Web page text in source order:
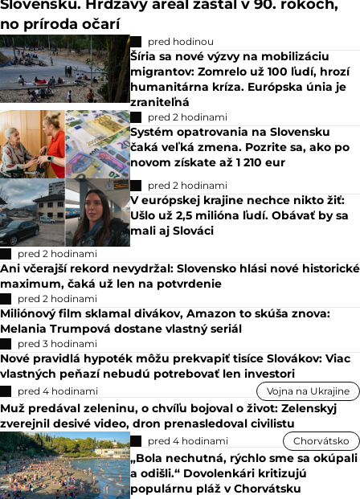
Slovensku. Hrdzavý areál zastal v 90. rokoch,
no príroda očarí
pred hodinou
Šíria sa nové výzvy na mobilizáciu
migrantov: Zomrelo už 100 ľudí, hrozí
humanitárna kríza. Európska únia je
zraniteľná
pred 2 hodinami
Systém opatrovania na Slovensku
čaká veľká zmena. Pozrite sa, ako po
novom získate až 1 210 eur
pred 2 hodinami
V európskej krajine nechce nikto žiť:
Ušlo už 2,5 milióna ľudí. Obávať by sa
mali aj Slováci
pred 2 hodinami
Ani včerajší rekord nevydržal: Slovensko hlási nové historické
maximum, čaká už len na potvrdenie
pred 2 hodinami
Miliónový film sklamal divákov, Amazon to skúša znova:
Melania Trumpová dostane vlastný seriál
pred 3 hodinami
Nové pravidlá hypoték môžu prekvapiť tisíce Slovákov: Viac
vlastných peňazí nebudú potrebovať len investori
pred 4 hodinami Vojna na Ukrajine
Muž predával zeleninu, o chvíľu bojoval o život: Zelenskyj
zverejnil desivé video, dron prenasledoval civilistu
pred 4 hodinami Chorvátsko
„Bola nechutná, rýchlo sme sa okúpali
a odišli.“ Dovolenkári kritizujú
populárnu pláž v Chorvátsku